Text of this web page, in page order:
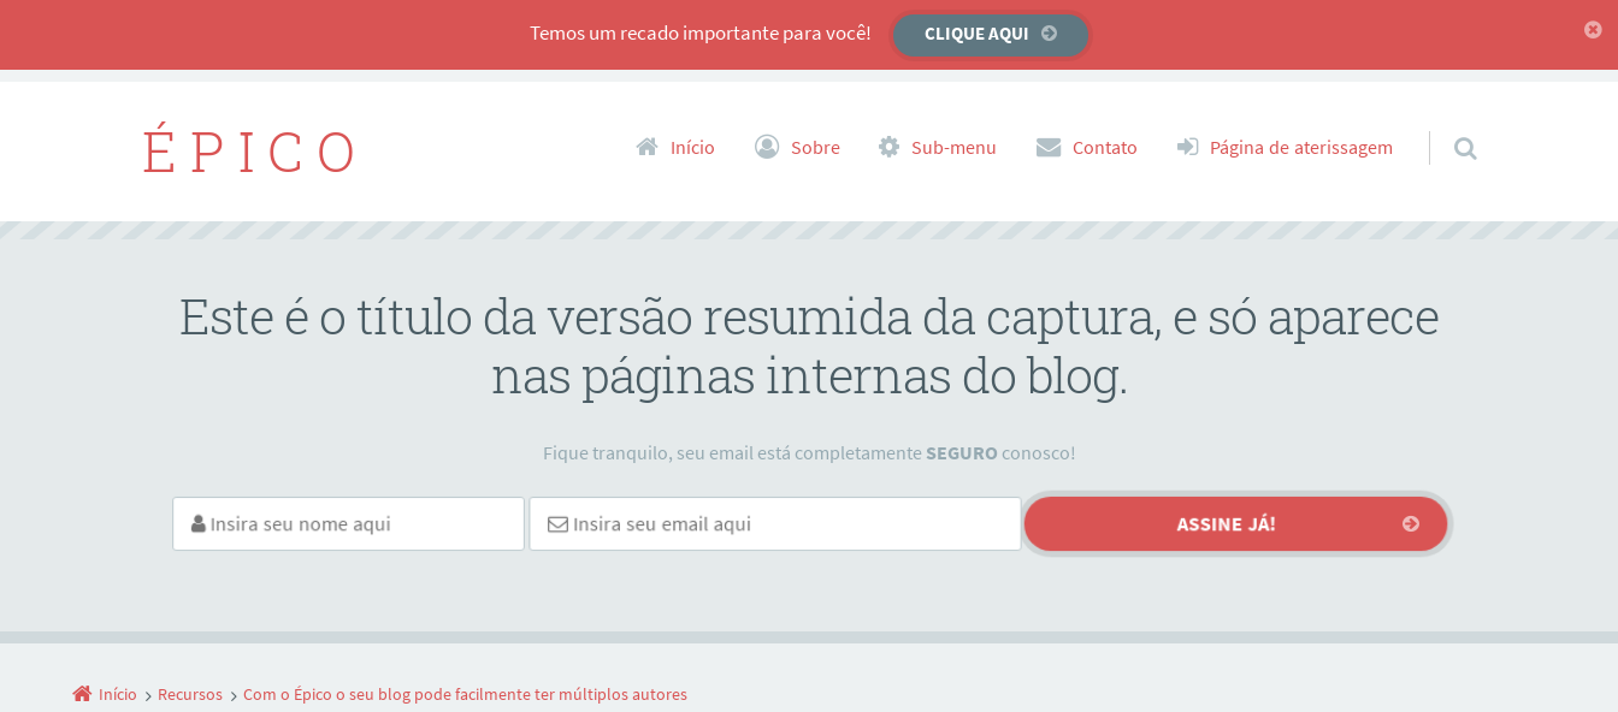
Temos um recado importante para você! CLIQUE AQUI
É P I C O Pular para o conteúdo
Início Sobre Sub-menu Contato Página de aterissagem
Este é o título da versão resumida da captura, e só aparece
nas páginas internas do blog.
Fique tranquilo, seu email está completamente SEGURO conosco!
Início Recursos Com o Épico o seu blog pode facilmente ter múltiplos autores